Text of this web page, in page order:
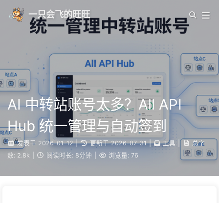
一只会飞的旺旺
AI 中转站账号太多？All API
Hub 统一管理与自动签到
发表于 2026-01-12 | 更新于 2026-07-31 | 工具 |
总字
数: 2.8k 阅读时长: 8分钟 浏览量: 76